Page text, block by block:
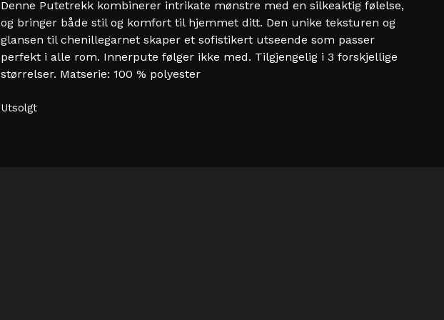
Denne Putetrekk kombinerer intrikate mønstre med en silkeaktig følelse,
og bringer både stil og komfort til hjemmet ditt. Den unike teksturen og
glansen til chenillegarnet skaper et sofistikert utseende som passer
perfekt i alle rom. Innerpute følger ikke med. Tilgjengelig i 3 forskjellige
størrelser. Matserie: 100 % polyester
Utsolgt